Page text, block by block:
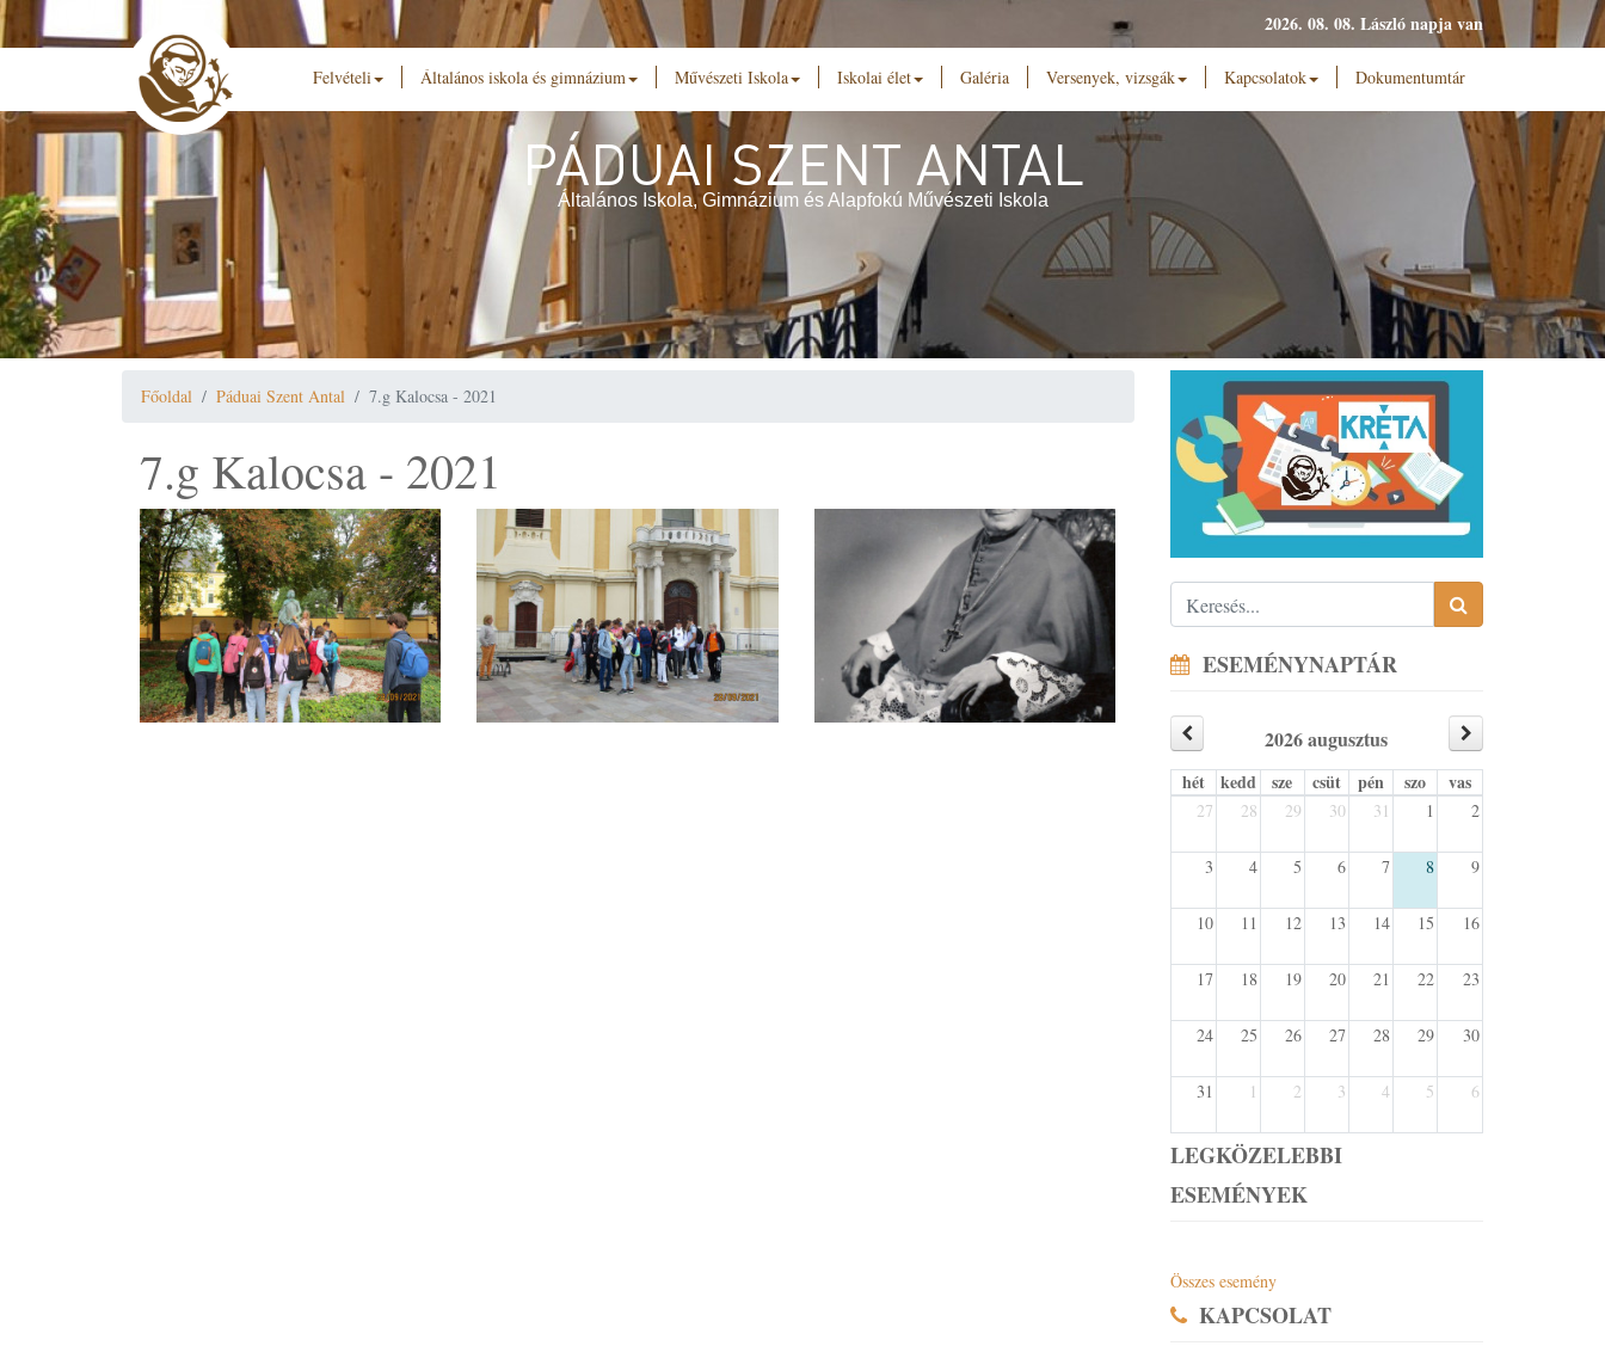
2026. 08. 08. László napja van
PÁDUAI SZENT ANTAL
Általános Iskola, Gimnázium és Alapfokú Művészeti Iskola
Felvételi Általános iskola és gimnázium Művészeti Iskola Iskolai élet Galéria Versenyek, vizsgák Kapcsolatok Dokumentumtár
Főoldal Páduai Szent Antal 7.g Kalocsa - 2021
7.g Kalocsa - 2021
ESEMÉNYNAPTÁR
2026 augusztus
hét kedd sze csüt pén szo vas
27 28 29 30 31 1 2
3 4 5 6 7 8 9
10 11 12 13 14 15 16
17 18 19 20 21 22 23
24 25 26 27 28 29 30
31 1 2 3 4 5 6
LEGKÖZELEBBI
ESEMÉNYEK
Összes esemény
KAPCSOLAT